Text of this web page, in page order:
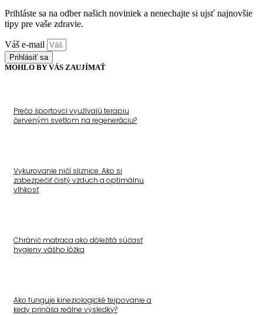
Prihláste sa na odber našich noviniek a nenechajte si ujsť najnovšie
tipy pre vaše zdravie.
Váš e-mail
Prihlásiť sa
MOHLO BY VÁS ZAUJÍMAŤ
Prečo športovci využívajú terapiu
červeným svetlom na regeneráciu?
Vykurovanie ničí sliznice. Ako si
zabezpečiť čistý vzduch a optimálnu
vlhkosť
Chránič matraca ako dôležitá súčasť
hygieny vášho lôžka
Ako funguje kineziologické tejpovanie a
kedy prináša reálne výsledky?